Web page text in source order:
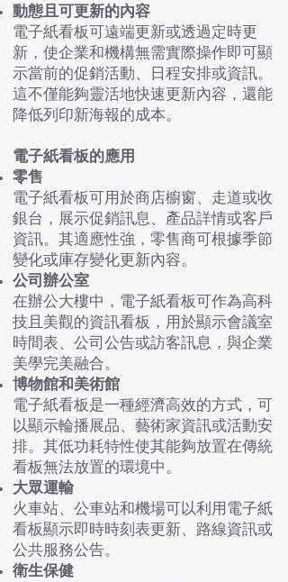
動態且可更新的內容
電子紙看板可遠端更新或透過定時更
新，使企業和機構無需實際操作即可顯
示當前的促銷活動、日程安排或資訊。
這不僅能夠靈活地快速更新內容，還能
降低列印新海報的成本。
電子紙看板的應用
零售
電子紙看板可用於商店櫥窗、走道或收
銀台，展示促銷訊息、產品詳情或客戶
資訊。其適應性強，零售商可根據季節
變化或庫存變化更新內容。
公司辦公室
在辦公大樓中，電子紙看板可作為高科
技且美觀的資訊看板，用於顯示會議室
時間表、公司公告或訪客訊息，與企業
美學完美融合。
博物館和美術館
電子紙看板是一種經濟高效的方式，可
以顯示輪播展品、藝術家資訊或活動安
排。其低功耗特性使其能夠放置在傳統
看板無法放置的環境中。
大眾運輸
火車站、公車站和機場可以利用電子紙
看板顯示即時時刻表更新、路線資訊或
公共服務公告。
衛生保健